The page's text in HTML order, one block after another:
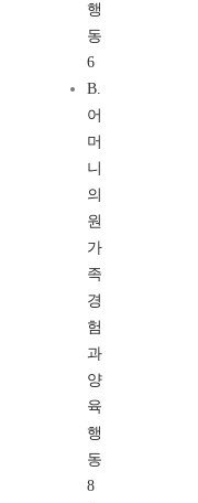
행
동
6
B.
어
머
니
의
원
가
족
경
험
과
양
육
행
동
8